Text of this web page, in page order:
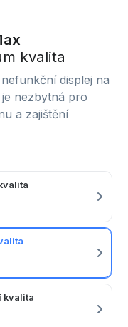
kvalita
displej na
nezbytná pro
a zajištění
kvalita